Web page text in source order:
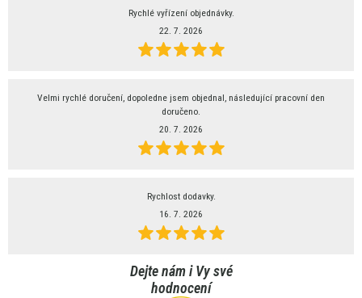
Rychlé vyřízení objednávky.
22. 7. 2026
Velmi rychlé doručení, dopoledne jsem objednal, následující pracovní den
doručeno.
20. 7. 2026
Rychlost dodavky.
16. 7. 2026
Dejte nám i Vy své
hodnocení